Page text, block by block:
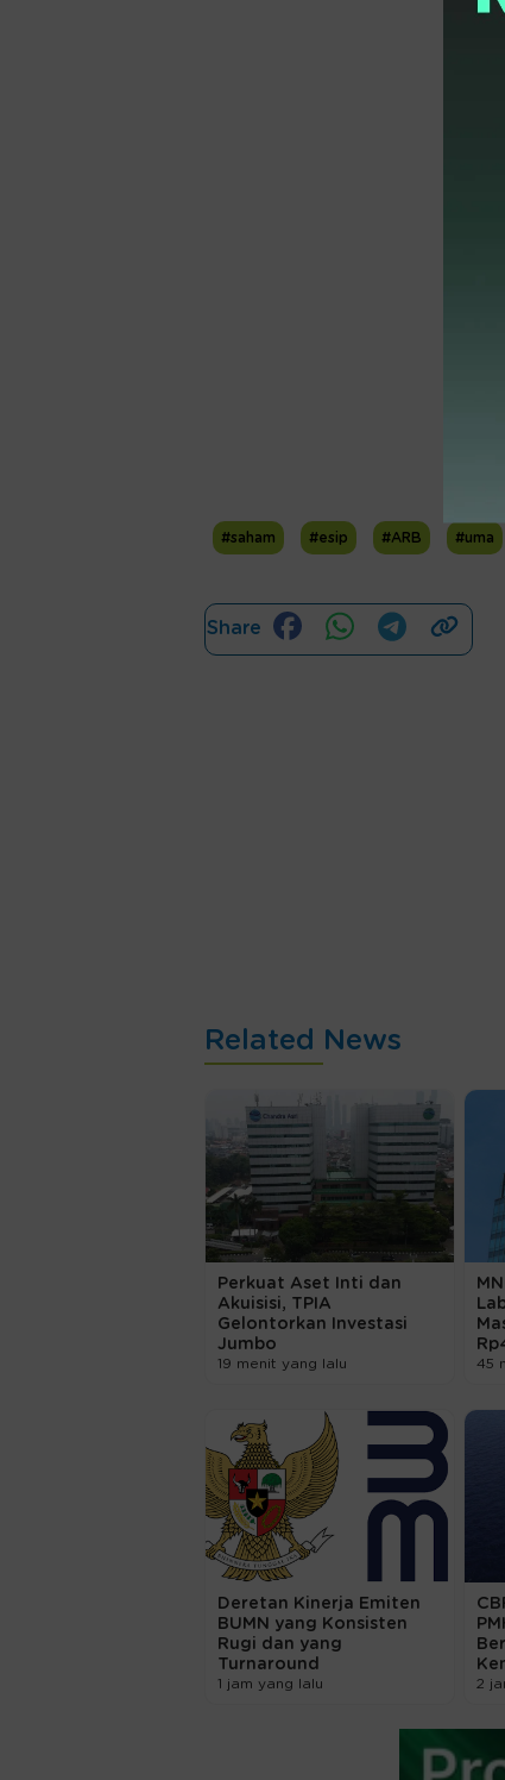
#saham #esip #ARB #uma
Share
Related News
Perkuat Aset Inti dan
Akuisisi, TPIA
Gelontorkan Investasi
Jumbo
19 menit yang lalu 45
Deretan Kinerja Emiten
BUMN yang Konsisten
Rugi dan yang
Turnaround
1 jam yang lalu 2